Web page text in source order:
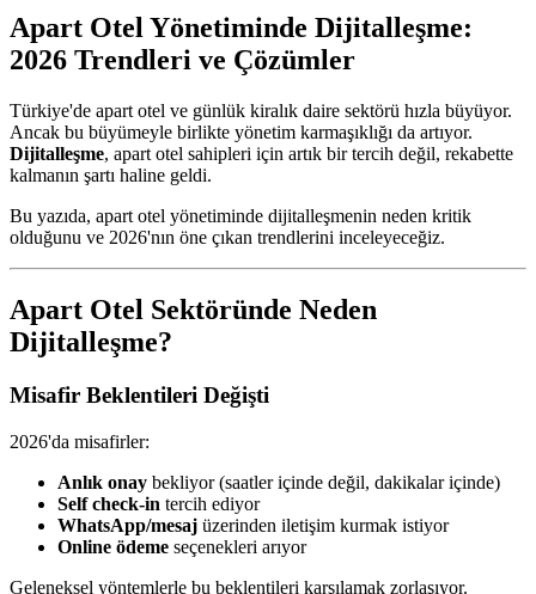
Apart Otel Yönetiminde Dijitalleşme:
2026 Trendleri ve Çözümler
Türkiye'de apart otel ve günlük kiralık daire sektörü hızla büyüyor.
Ancak bu büyümeyle birlikte yönetim karmaşıklığı da artıyor.
Dijitalleşme, apart otel sahipleri için artık bir tercih değil, rekabette
kalmanın şartı haline geldi.
Bu yazıda, apart otel yönetiminde dijitalleşmenin neden kritik
olduğunu ve 2026'nın öne çıkan trendlerini inceleyeceğiz.
Apart Otel Sektöründe Neden
Dijitalleşme?
Misafir Beklentileri Değişti
2026'da misafirler:
Anlık onay bekliyor (saatler içinde değil, dakikalar içinde)
Self check-in tercih ediyor
WhatsApp/mesaj üzerinden iletişim kurmak istiyor
Online ödeme seçenekleri arıyor
Geleneksel yöntemlerle bu beklentileri karşılamak zorlaşıyor.